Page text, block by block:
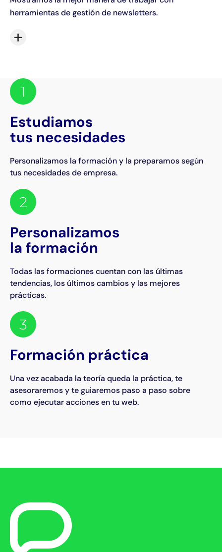
herramientas de gestión de newsletters.
1
Estudiamos
tus necesidades
Personalizamos la formación y la preparamos según
tus necesidades de empresa.
2
Personalizamos
la formación
Todas las formaciones cuentan con las últimas
tendencias, los últimos cambios y las mejores
prácticas.
3
Formación práctica
Una vez acabada la teoría queda la práctica, te
asesoraremos y te guiaremos paso a paso sobre
como ejecutar acciones en tu web.